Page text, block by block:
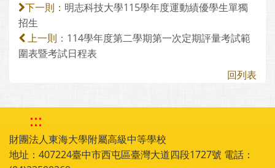
下一則： 明志科技大學115學年度運動績優學生單獨
招生
上一則： 114學年度第二學期第一次定期評量考試範
圍表暨考試日程表
回列表
:::
財團法人東海大學附屬高級中等學校
地址：407224臺中市西屯區臺灣大道四段1727號 電話：